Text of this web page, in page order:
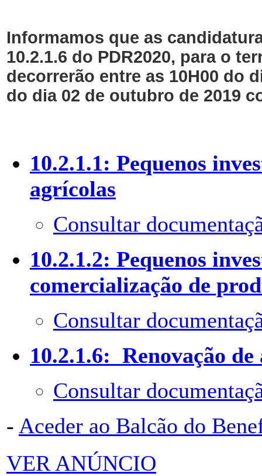
Informamos que as
10.2.1.6 do PDR2020, para o
decorrerão entre as 10H00 do
do dia 02 de outubro de 2019
10.2.1.1: Pequenos
agrícolas
Consultar
10.2.1.2: Pequenos
comercialização de
Consultar
10.2.1.6: Renovação de
Consultar
- Aceder ao Balcão do
VER ANÚNCIO